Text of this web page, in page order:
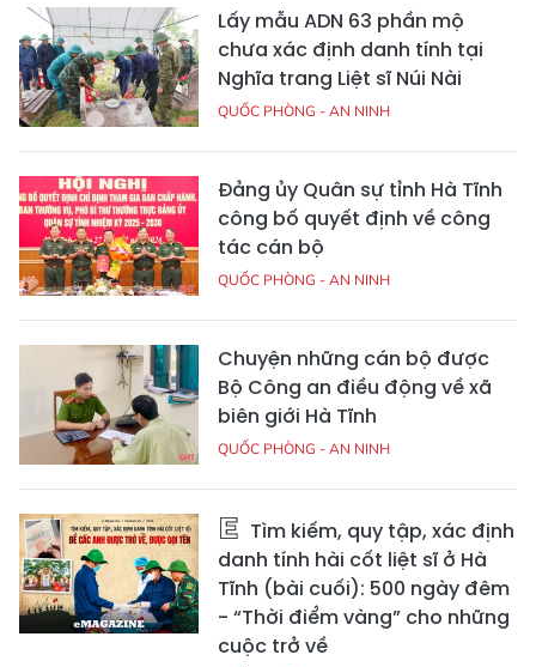
Lấy mẫu ADN 63 phần mộ
chưa xác định danh tính tại
Nghĩa trang Liệt sĩ Núi Nài
QUỐC PHÒNG - AN NINH
Đảng ủy Quân sự tỉnh Hà Tĩnh
công bố quyết định về công
tác cán bộ
QUỐC PHÒNG - AN NINH
Chuyện những cán bộ được
Bộ Công an điều động về xã
biên giới Hà Tĩnh
QUỐC PHÒNG - AN NINH
Tìm kiếm, quy tập, xác định
danh tính hài cốt liệt sĩ ở Hà
Tĩnh (bài cuối): 500 ngày đêm
- “Thời điểm vàng” cho những
cuộc trở về